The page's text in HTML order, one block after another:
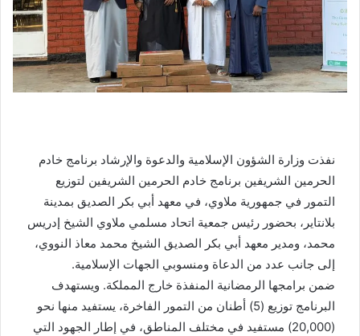
نفذت وزارة الشؤون الإسلامية والدعوة والإرشاد برنامج خادم
الحرمين الشريفين برنامج خادم الحرمين الشريفين لتوزيع
التمور في جمهورية ملاوي، في معهد أبي بكر الصديق بمدينة
بلانتاير، بحضور رئيس جمعية اتحاد مسلمي ملاوي الشيخ إدريس
محمد، ومدير معهد أبي بكر الصديق الشيخ محمد معاذ النووي،
إلى جانب عدد من الدعاة ومنسوبي الجهات الإسلامية.
ضمن برامجها الرمضانية المنفذة خارج المملكة. ويستهدف
البرنامج توزيع (5) أطنان من التمور الفاخرة، يستفيد منها نحو
(20,000) مستفيد في مختلف المناطق، في إطار الجهود التي